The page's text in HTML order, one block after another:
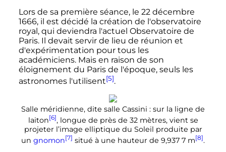
Lors de sa première séance, le 22 décembre
1666, il est décidé la création de l'observatoire
royal, qui deviendra l'actuel Observatoire de
Paris. Il devait servir de lieu de réunion et
d'expérimentation pour tous les
académiciens. Mais en raison de son
éloignement du Paris de l'époque, seuls les
astronomes l'utilisent[5].
Salle méridienne, dite salle Cassini : sur la ligne de
laiton[6], longue de près de 32 mètres, vient se
projeter l’image elliptique du Soleil produite par
un gnomon[7] situé à une hauteur de 9,937 7 m[8].